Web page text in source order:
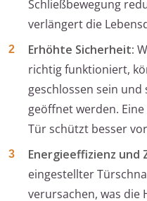
Schließbewegung
verlängert die
Erhöhte Sicherheit:
richtig funktioniert,
geschlossen sein
geöffnet werden.
Tür schützt besser
Energieeffizienz und
eingestellter
verursachen, was die